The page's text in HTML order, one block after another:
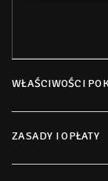
WŁAŚCIWOŚCI
ZASADY I OPŁATY